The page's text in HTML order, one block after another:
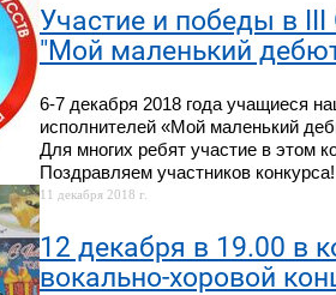
Участие и победы в
"Мой маленький
6-7 декабря 2018 года учащиеся
исполнителей «Мой маленький
Для многих ребят участие в этом
Поздравляем участников конкурса!
11 декабря 2018 г.
12 декабря в 19.00 в
вокально-хоровой